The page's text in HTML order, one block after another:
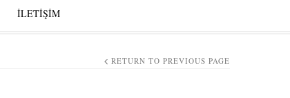
İLETİŞİM
RETURN TO PREVIOUS PAGE